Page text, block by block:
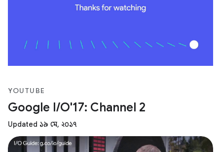
YOUTUBE
Google I/O'17: Channel 2
Updated ১৯ মে, ২০১৭